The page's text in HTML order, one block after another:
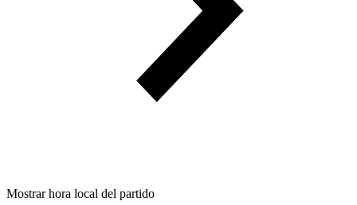
Mostrar hora local del partido